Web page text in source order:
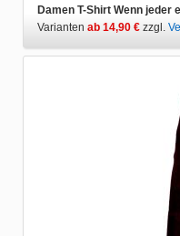
Varianten ab 14,90 € zzgl.